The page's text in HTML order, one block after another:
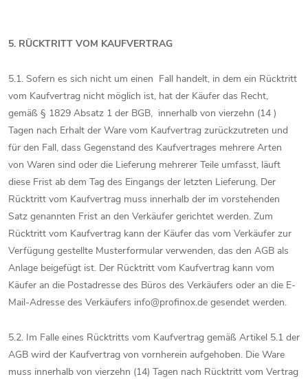
5. RÜCKTRITT VOM KAUFVERTRAG
5.1. Sofern es sich nicht um einen Fall handelt, in dem ein Rücktritt
vom Kaufvertrag nicht möglich ist, hat der Käufer das Recht,
gemäß § 1829 Absatz 1 der BGB, innerhalb von vierzehn (14 )
Tagen nach Erhalt der Ware vom Kaufvertrag zurückzutreten und
für den Fall, dass Gegenstand des Kaufvertrages mehrere Arten
von Waren sind oder die Lieferung mehrerer Teile umfasst, läuft
diese Frist ab dem Tag des Eingangs der letzten Lieferung. Der
Rücktritt vom Kaufvertrag muss innerhalb der im vorstehenden
Satz genannten Frist an den Verkäufer gerichtet werden. Zum
Rücktritt vom Kaufvertrag kann der Käufer das vom Verkäufer zur
Verfügung gestellte Musterformular verwenden, das den AGB als
Anlage beigefügt ist. Der Rücktritt vom Kaufvertrag kann vom
Käufer an die Postadresse des Büros des Verkäufers oder an die E-
Mail-Adresse des Verkäufers info@profinox.de gesendet werden.
5.2. Im Falle eines Rücktritts vom Kaufvertrag gemäß Artikel 5.1 der
AGB wird der Kaufvertrag von vornherein aufgehoben. Die Ware
muss innerhalb von vierzehn (14) Tagen nach Rücktritt vom Vertrag